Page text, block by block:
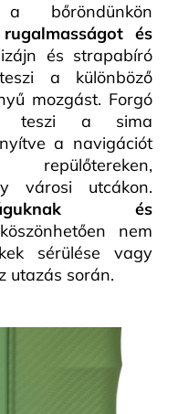
és
és strapabíró
a különböző
mozgást. Forgó
teszi a sima
a navigációt
városi utcákon.
és
nem
sérülése vagy
utazás során.